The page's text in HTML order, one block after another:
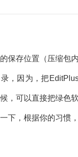
存位置（压缩包
，因为，把
，可以直接把绿色
下，根据你的习惯